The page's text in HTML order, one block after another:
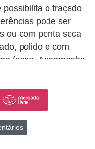
possibilita o traçado
pode ser
ou com ponta seca
polido e com
fosco. Acompanha
e 1 agulha fina.